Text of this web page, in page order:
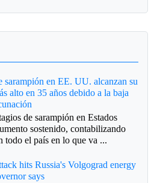
sarampión en EE. UU. alcanzan su
alto en 35 años debido a la baja
de sarampión en Estados
sostenido, contabilizando
todo el país en lo que va ...
hits Russia's Volgograd energy
says